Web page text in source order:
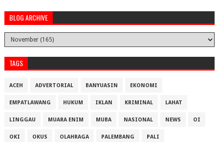
BLOG ARCHIVE
TAGS
ACEH ADVERTORIAL BANYUASIN EKONOMI
EMPATLAWANG HUKUM IKLAN KRIMINAL LAHAT
LINGGAU MUARA ENIM MUBA NASIONAL NEWS OI
OKI OKUS OLAHRAGA PALEMBANG PALI